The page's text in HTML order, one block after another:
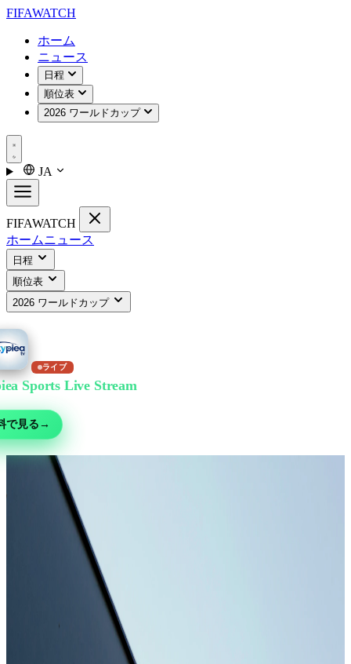
FIFAWATCH
ホーム
ニュース
日程
順位表
2026 ワールドカップ
JA
FIFAWATCH
ホームニュース
日程
順位表
2026 ワールドカップ
ライブ
Sports Live Streamで無料視聴
で見る →